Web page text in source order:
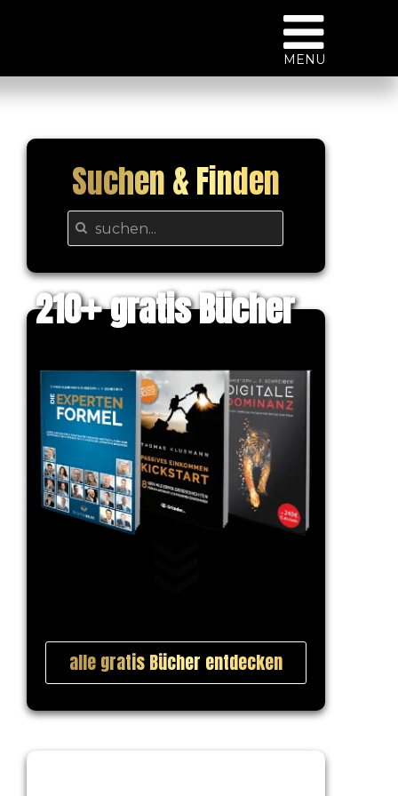
MENU
Suchen & Finden
210 gratis Bücher
alle gratis Bücher entdecken